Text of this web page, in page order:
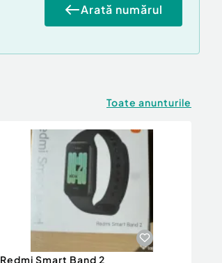
Arată numărul
Toate anunturile
Redmi Smart Band 2